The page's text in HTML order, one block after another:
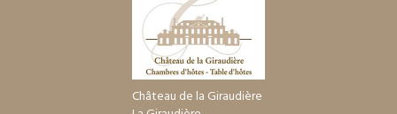
Château de la Giraudière